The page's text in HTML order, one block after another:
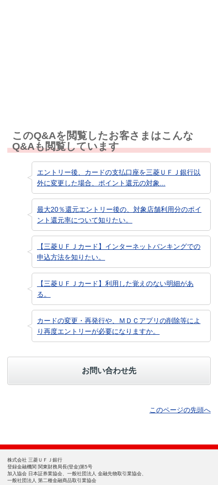
このQ&Aを閲覧したお客さまはこんな
Q&Aも閲覧しています
エントリー後、カードの支払口座を三菱ＵＦＪ銀行以
外に変更した場合、ポイント還元の対象...
最大20％還元エントリー後の、対象店舗利用分のポイ
ント還元率について知りたい。
【三菱ＵＦＪカード】インターネットバンキングでの
申込方法を知りたい。
【三菱ＵＦＪカード】利用した覚えのない明細があ
る。
カードの変更・再発行や、ＭＤＣアプリの削除等によ
り再度エントリーが必要になりますか。
お問い合わせ先
このページの先頭へ
株式会社 三菱ＵＦＪ銀行
登録金融機関 関東財務局長(登金)第5号
加入協会 日本証券業協会、一般社団法人 金融先物取引業協会、
一般社団法人 第二種金融商品取引業協会